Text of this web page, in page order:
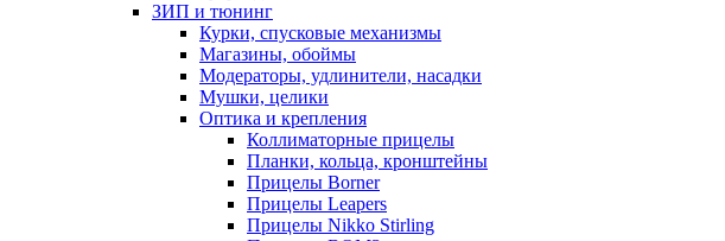
ЗИП и тюнинг
Курки, спусковые механизмы
Магазины, обоймы
Модераторы, удлинители, насадки
Мушки, целики
Оптика и крепления
Коллиматорные прицелы
Планки, кольца, кронштейны
Прицелы Borner
Прицелы Leapers
Прицелы Nikko Stirling